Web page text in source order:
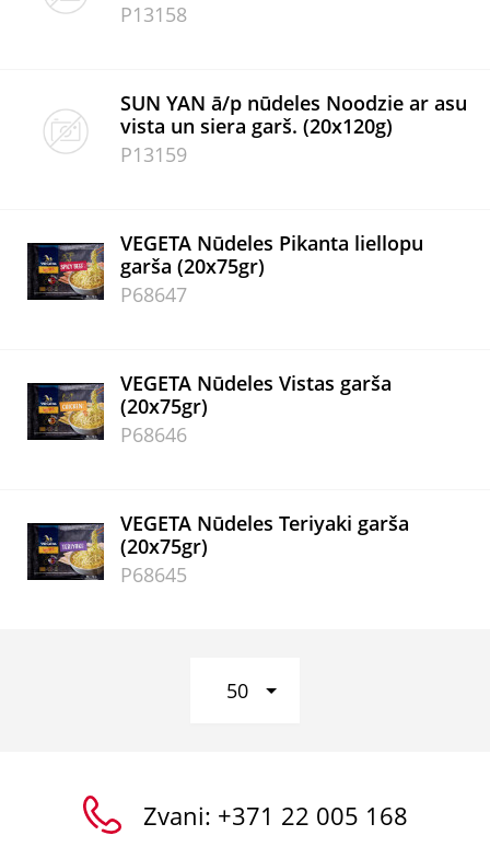
P13158
SUN YAN ā/p nūdeles Noodzie ar asu
vista un siera garš. (20x120g)
P13159
VEGETA Nūdeles Pikanta liellopu
garša (20x75gr)
P68647
VEGETA Nūdeles Vistas garša
(20x75gr)
P68646
VEGETA Nūdeles Teriyaki garša
(20x75gr)
P68645
50
Zvani: +371 22 005 168